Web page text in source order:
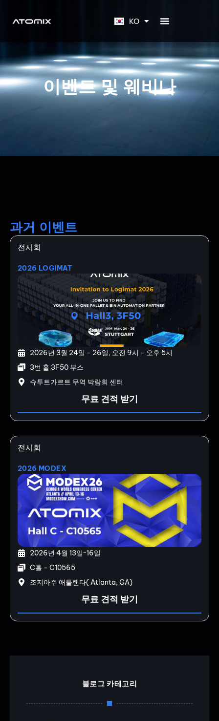
KO
JA
이벤트 및 웨비나
과거 이벤트
전시회
2026 LOGIMAT
2026년 3월 24일 - 26일, 오전 9시 - 오후 5시
3번 홀 3F50 부스
슈투트가르트 무역 박람회 센터
무료 견적 받기
전시회
2026 MODEX
2026년 4월 13일~16일
C홀 - C10565
조지아주 애틀랜타( Atlanta, GA)
무료 견적 받기
블로그 카테고리